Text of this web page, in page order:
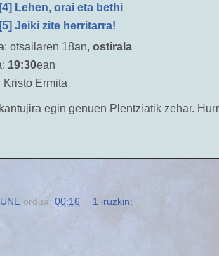
[4] Lehen, orai eta bethi
[5] Jeiki zite herritarra!
otsailaren 18an, ostirala
19:30ean
Kristo Ermita
egin genuen Plentziatik zehar.
ordua: 00:16 1 iruzkin: